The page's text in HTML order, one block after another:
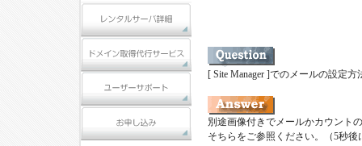
[ Site Manager ]でのメールの設定
別途画像付きでメールかカウント
そちらをご参照ください。（5秒